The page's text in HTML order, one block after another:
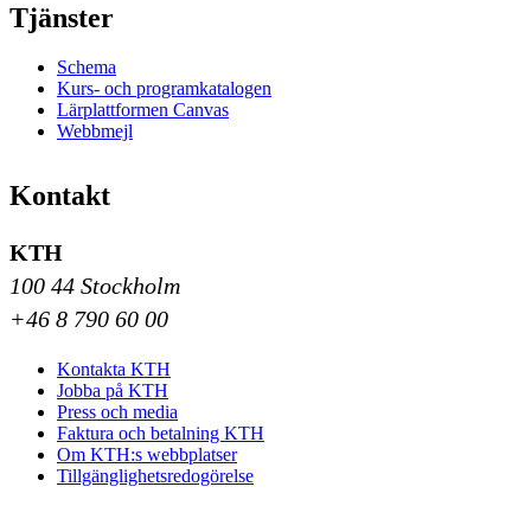
Tjänster
Schema
Kurs- och programkatalogen
Lärplattformen Canvas
Webbmejl
Kontakt
KTH
100 44 Stockholm
+46 8 790 60 00
Kontakta KTH
Jobba på KTH
Press och media
Faktura och betalning KTH
Om KTH:s webbplatser
Tillgänglighetsredogörelse